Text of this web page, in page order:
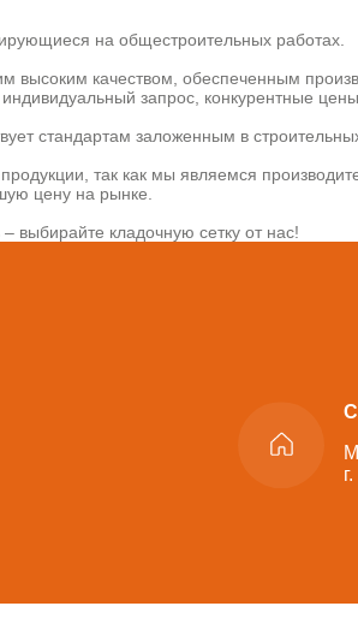
на общестроительных работах.
высоким качеством, обеспеченным
запрос, конкурентные
стандартам заложенным в
так как мы являемся
цену на рынке.
выбирайте кладочную сетку от нас!